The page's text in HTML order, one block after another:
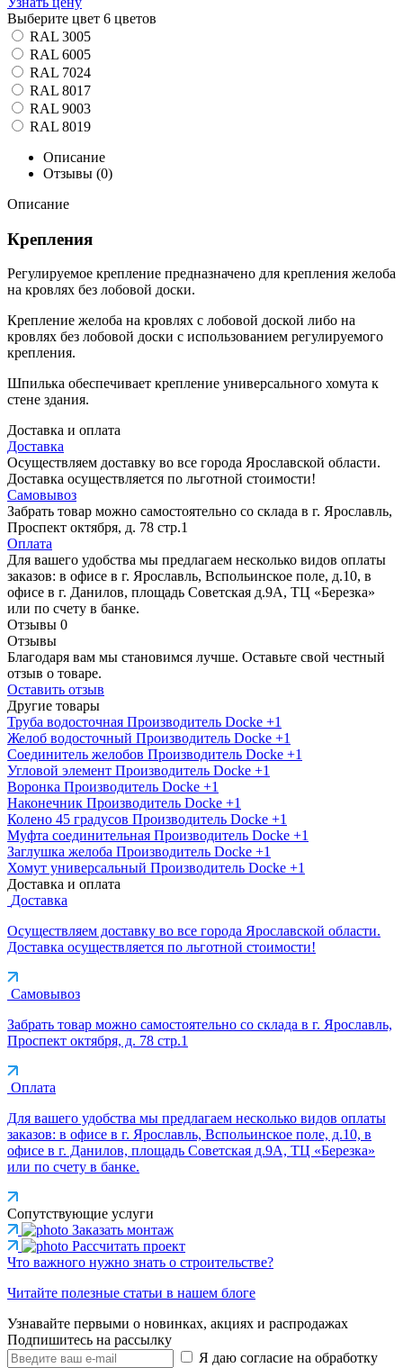
Выберите цвет 6 цветов
RAL 3005
RAL 6005
RAL 7024
RAL 8017
RAL 9003
RAL 8019
Описание
Отзывы (0)
Описание
Крепления
Регулируемое крепление предназначено для крепления желоба
на кровлях без лобовой доски.
Крепление желоба на кровлях с лобовой доской либо на
кровлях без лобовой доски с использованием регулируемого
крепления.
Шпилька обеспечивает крепление универсального хомута к
стене здания.
Доставка и оплата
Доставка
Осуществляем доставку во все города Ярославской области.
Доставка осуществляется по льготной стоимости!
Самовывоз
Забрать товар можно самостоятельно со склада в г. Ярославль,
Проспект октября, д. 78 стр.1
Оплата
Для вашего удобства мы предлагаем несколько видов оплаты
заказов: в офисе в г. Ярославль, Вспольинское поле, д.10, в
офисе в г. Данилов, площадь Советская д.9А, ТЦ «Березка»
или по счету в банке.
Отзывы 0
Отзывы
Благодаря вам мы становимся лучше. Оставьте свой честный
отзыв о товаре.
Оставить отзыв
Другие товары
Труба водосточная Производитель Docke +1
Желоб водосточный Производитель Docke +1
Соединитель желобов Производитель Docke +1
Угловой элемент Производитель Docke +1
Воронка Производитель Docke +1
Наконечник Производитель Docke +1
Колено 45 градусов Производитель Docke +1
Муфта соединительная Производитель Docke +1
Заглушка желоба Производитель Docke +1
Хомут универсальный Производитель Docke +1
Доставка и оплата
Доставка
Осуществляем доставку во все города Ярославской области.
Доставка осуществляется по льготной стоимости!
Самовывоз
Забрать товар можно самостоятельно со склада в г. Ярославль,
Проспект октября, д. 78 стр.1
Оплата
Для вашего удобства мы предлагаем несколько видов оплаты
заказов: в офисе в г. Ярославль, Вспольинское поле, д.10, в
офисе в г. Данилов, площадь Советская д.9А, ТЦ «Березка»
или по счету в банке.
Сопутствующие услуги
Заказать монтаж
Рассчитать проект
Что важного нужно знать о строительстве?
Читайте полезные статьи в нашем блоге
Узнавайте первыми о новинках, акциях и распродажах
Подпишитесь на рассылку
Я даю согласие на обработку